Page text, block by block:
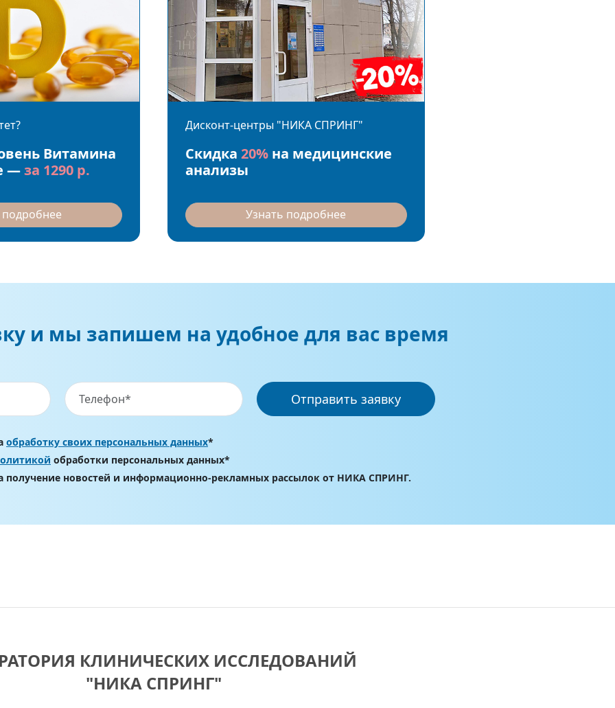
Витамина
—за 1290 р.
Дисконт-центры "НИКА СПРИНГ"
Скидка 20% на медицинские
анализы
Узнать подробнее
и мы запишем на удобное для вас время
Отправить заявку
обработку своих персональных данных*
обработки персональных данных*
получение новостей и информационно-рекламных рассылок от НИКА СПРИНГ.
КЛИНИЧЕСКИХ ИССЛЕДОВАНИЙ
"НИКА СПРИНГ"